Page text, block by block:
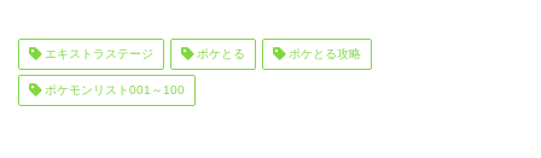
エキストラステージ ポケとる ポケとる攻略
ポケモンリスト001～100